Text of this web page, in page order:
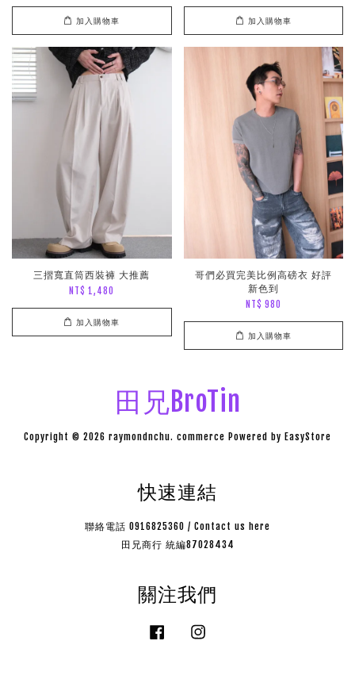
加入購物車 加入購物車
三摺寬直筒西裝褲 大推薦
NT$ 1,480
加入購物車
哥們必買完美比例高磅衣 好評
新色到
NT$ 980
加入購物車
田兄BroTin
Copyright © 2026 raymondnchu. commerce Powered by EasyStore
快速連結
聯絡電話 0916825360 / Contact us here
田兄商行 統編87028434
關注我們
Facebook